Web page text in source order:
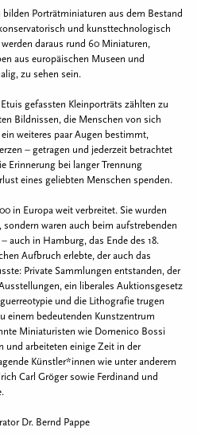
Porträtminiaturen aus dem Bestand
und kunsttechnologisch
daraus rund 60 Miniaturen,
aus europäischen Museen und
zu sehen sein.
gefassten Kleinporträts zählten zu
Bildnissen, die Menschen von sich
weiteres paar Augen bestimmt,
– getragen und jederzeit betrachtet
Erinnerung bei langer Trennung
eines geliebten Menschen spenden.
in Europa weit verbreitet. Sie wurden
waren auch beim aufstrebenden
auch in Hamburg, das Ende des 18.
Aufbruch erlebte, der auch das
Private Sammlungen entstanden, der
ein liberales Auktionsgesetz
und die Lithografie trugen
einem bedeutenden Kunstzentrum
Miniaturisten wie Domenico Bossi
und arbeiteten einige Zeit in der
Künstler*innen wie unter anderem
Carl Gröger sowie Ferdinand und
Dr. Bernd Pappe